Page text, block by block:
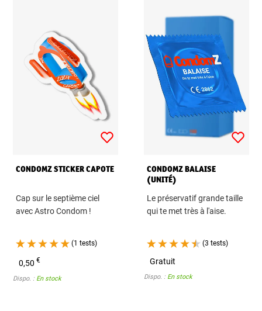
CONDOMZ STICKER CAPOTE
Cap sur le septième ciel
avec Astro Condom !
(1 tests)
0,50€
Dispo. : En stock
CONDOMZ BALAISE
(UNITÉ)
Le préservatif grande taille
qui te met très à l'aise.
(3 tests)
Gratuit
Dispo. : En stock